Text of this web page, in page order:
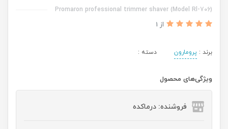
Promaron professional trimmer shaver (Model Rl-706)
از 1
برند : پرومارون دسته :
ویژگی‌های محصول
فروشنده: درماکده